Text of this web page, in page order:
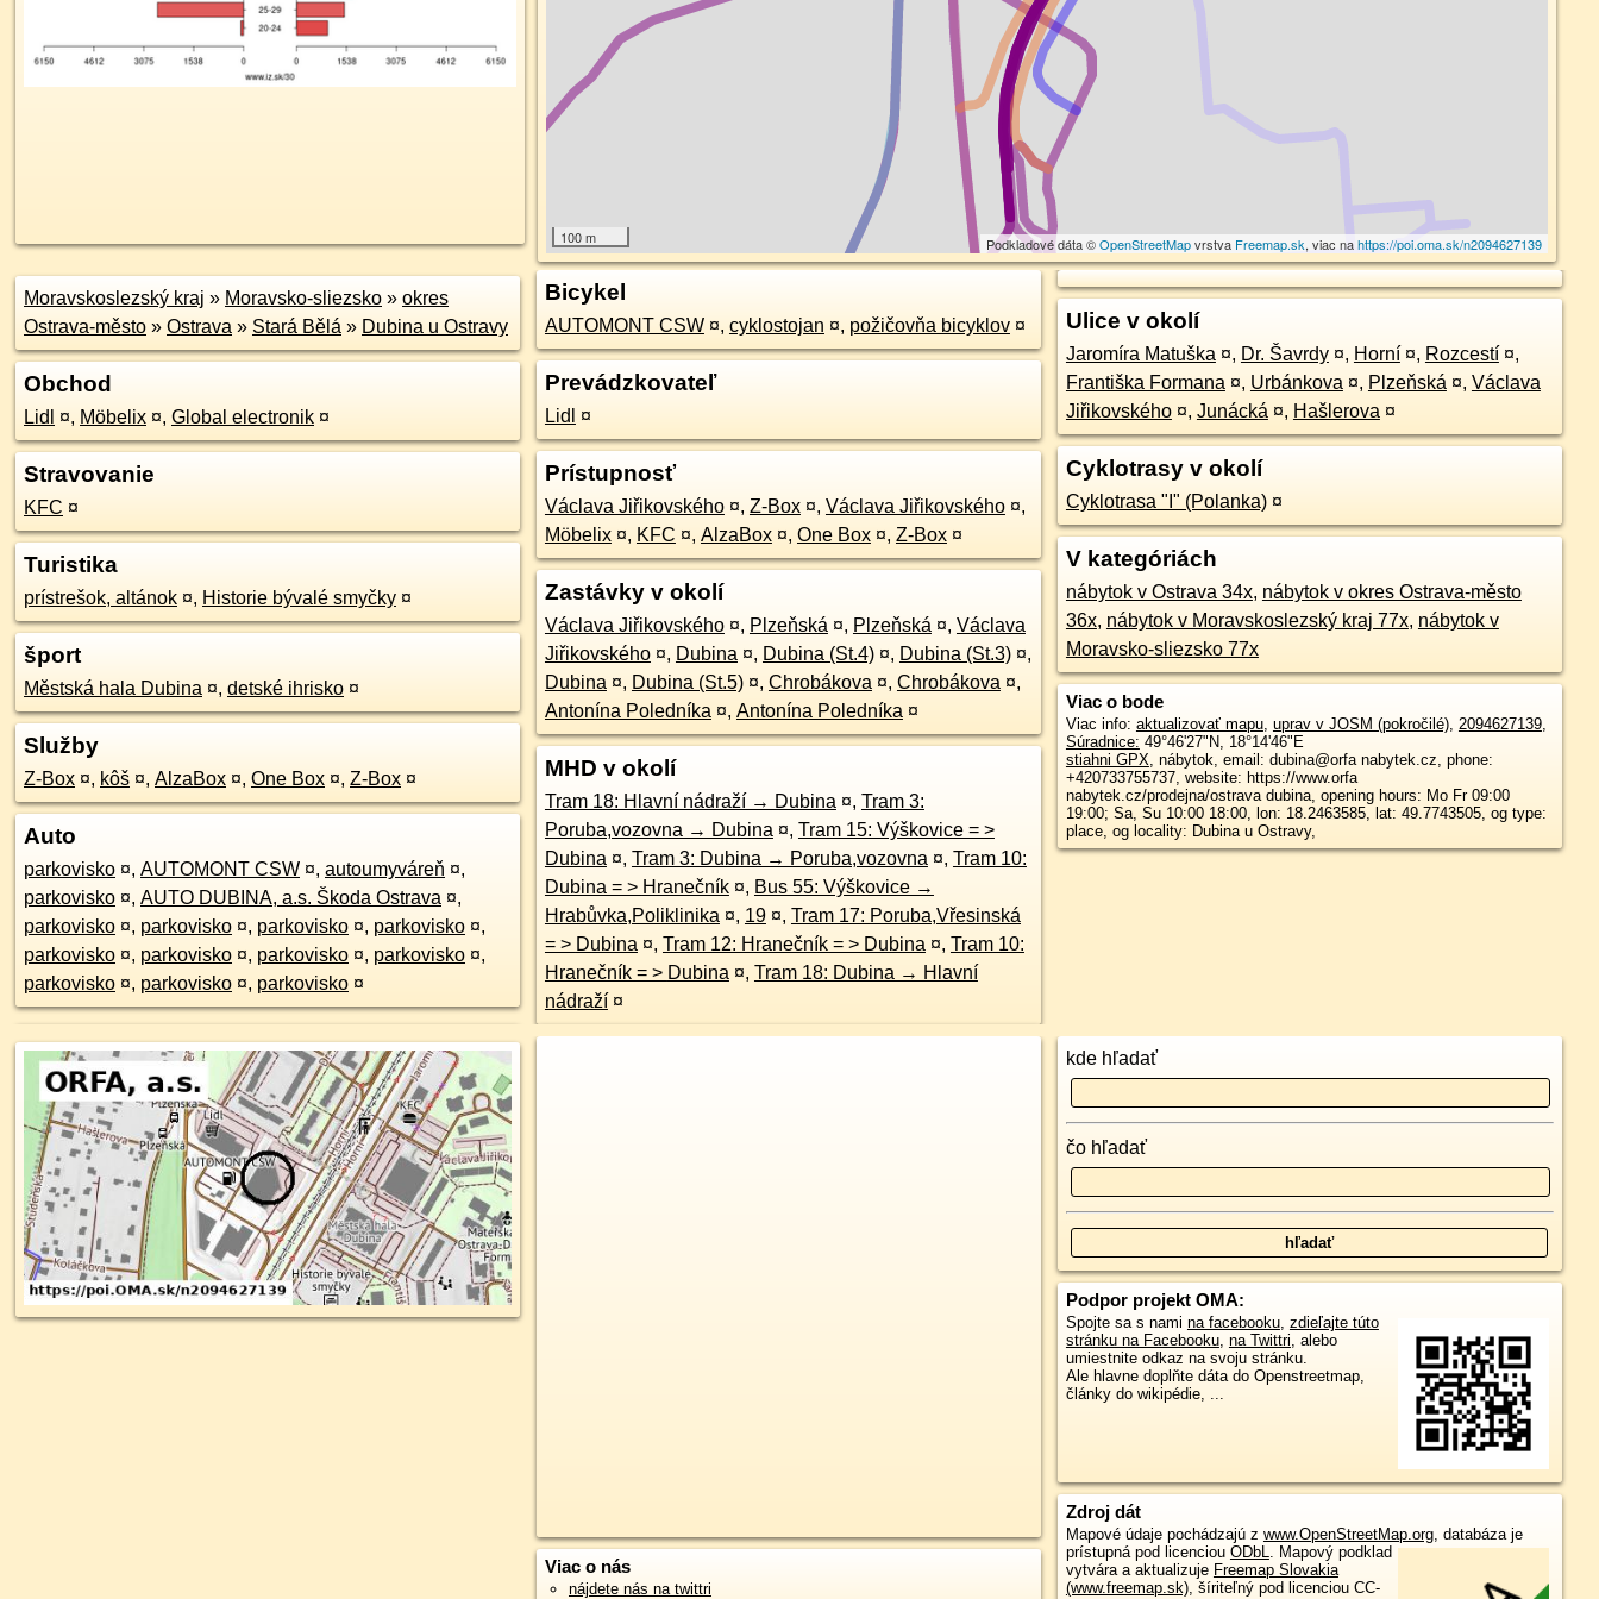
100 m Podkladové dáta ©OpenStreetMapvrstva Freemap.sk, viac nahttps://poi.oma.sk/n2094627139
Moravskoslezský kraj » Moravsko-sliezsko » okres
Ostrava-město » Ostrava » Stará Bělá » Dubina u Ostravy
Obchod
Lidl ¤, Möbelix ¤, Global electronik ¤
Stravovanie
KFC ¤
Turistika
prístrešok, altánok ¤, Historie bývalé smyčky ¤
šport
Městská hala Dubina ¤, detské ihrisko ¤
Služby
Z-Box ¤, kôš ¤, AlzaBox ¤, One Box ¤, Z-Box ¤
Auto
parkovisko ¤, AUTOMONT CSW ¤, autoumyváreň ¤,
parkovisko ¤, AUTO DUBINA, a.s. Škoda Ostrava ¤,
parkovisko ¤, parkovisko ¤, parkovisko ¤, parkovisko ¤,
parkovisko ¤, parkovisko ¤, parkovisko ¤, parkovisko ¤,
parkovisko ¤, parkovisko ¤, parkovisko ¤
Bicykel
AUTOMONT CSW ¤, cyklostojan ¤, požičovňa bicyklov ¤
Prevádzkovateľ
Lidl ¤
Prístupnosť
Václava Jiřikovského ¤, Z-Box ¤, Václava Jiřikovského ¤,
Möbelix ¤, KFC ¤, AlzaBox ¤, One Box ¤, Z-Box ¤
Zastávky v okolí
Václava Jiřikovského ¤, Plzeňská ¤, Plzeňská ¤, Václava
Jiřikovského ¤, Dubina ¤, Dubina (St.4) ¤, Dubina (St.3) ¤,
Dubina ¤, Dubina (St.5) ¤, Chrobákova ¤, Chrobákova ¤,
Antonína Poledníka ¤, Antonína Poledníka ¤
MHD v okolí
Tram 18: Hlavní nádraží → Dubina ¤, Tram 3:
Poruba,vozovna → Dubina ¤, Tram 15: Výškovice = >
Dubina ¤, Tram 3: Dubina → Poruba,vozovna ¤, Tram 10:
Dubina = > Hranečník ¤, Bus 55: Výškovice →
Hrabůvka,Poliklinika ¤, 19 ¤, Tram 17: Poruba,Vřesinská
= > Dubina ¤, Tram 12: Hranečník = > Dubina ¤, Tram 10:
Hranečník = > Dubina ¤, Tram 18: Dubina → Hlavní
nádraží ¤
Ulice v okolí
Jaromíra Matuška ¤, Dr. Šavrdy ¤, Horní ¤, Rozcestí ¤,
Františka Formana ¤, Urbánkova ¤, Plzeňská ¤, Václava
Jiřikovského ¤, Junácká ¤, Hašlerova ¤
Cyklotrasy v okolí
Cyklotrasa "I" (Polanka) ¤
V kategóriách
nábytok v Ostrava 34x, nábytok v okres Ostrava-město
36x, nábytok v Moravskoslezský kraj 77x, nábytok v
Moravsko-sliezsko 77x
Viac o bode
Viac info: aktualizovať mapu, uprav v JOSM (pokročilé), 2094627139,
Súradnice: 49°46'27"N, 18°14'46"E
stiahni GPX, nábytok, email: dubina@orfa nabytek.cz, phone:
+420733755737, website: https://www.orfa
nabytek.cz/prodejna/ostrava dubina, opening hours: Mo Fr 09:00
19:00; Sa, Su 10:00 18:00, lon: 18.2463585, lat: 49.7743505, og type:
place, og locality: Dubina u Ostravy,
Viac o nás
nájdete nás na twittri
kde hľadať
čo hľadať
Podpor projekt OMA:
Spojte sa s nami na facebooku, zdieľajte túto
stránku na Facebooku, na Twittri, alebo
umiestnite odkaz na svoju stránku.
Ale hlavne doplňte dáta do Openstreetmap,
články do wikipédie, ...
Zdroj dát
Mapové údaje pochádzajú z www.OpenStreetMap.org, databáza je
prístupná pod licenciou ODbL. Mapový podklad
vytvára a aktualizuje Freemap Slovakia
(www.freemap.sk), šíriteľný pod licenciou CC-